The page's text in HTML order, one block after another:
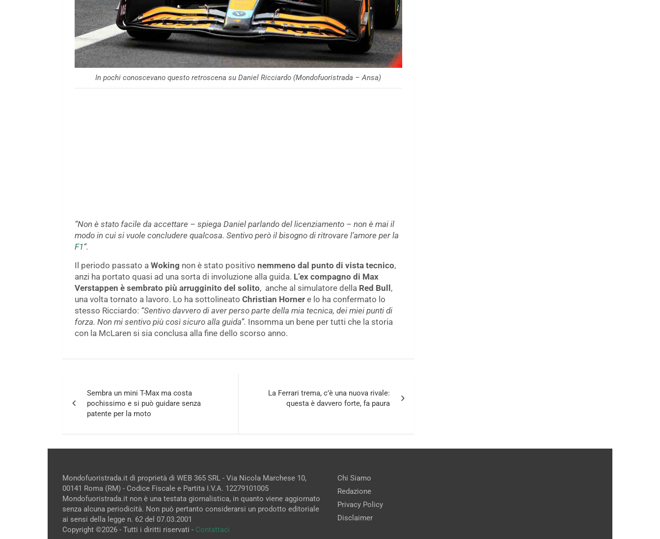
In pochi conoscevano questo retroscena su Daniel Ricciardo (Mondofuoristrada – Ansa)
“Non è stato facile da accettare – spiega Daniel parlando del licenziamento – non è mai il
modo in cui si vuole concludere qualcosa. Sentivo però il bisogno di ritrovare l’amore per la
F1“.
Il periodo passato a Woking non è stato positivo nemmeno dal punto di vista tecnico,
anzi ha portato quasi ad una sorta di involuzione alla guida. L’ex compagno di Max
Verstappen è sembrato più arrugginito del solito, anche al simulatore della Red Bull,
una volta tornato a lavoro. Lo ha sottolineato Christian Horner e lo ha confermato lo
stesso Ricciardo: “Sentivo davvero di aver perso parte della mia tecnica, dei miei punti di
forza. Non mi sentivo più così sicuro alla guida”. Insomma un bene per tutti che la storia
con la McLaren si sia conclusa alla fine dello scorso anno.
articoli
Sembra un mini T-Max ma costa
pochissimo e si può guidare senza
patente per la moto
La Ferrari trema, c’è una nuova rivale:
questa è davvero forte, fa paura
Mondofuoristrada.it di proprietà di WEB 365 SRL - Via Nicola Marchese 10,
00141 Roma (RM) - Codice Fiscale e Partita I.V.A. 12279101005
Mondofuoristrada.it non è una testata giornalistica, in quanto viene aggiornato
senza alcuna periodicità. Non può pertanto considerarsi un prodotto editoriale
ai sensi della legge n. 62 del 07.03.2001
Copyright ©2026 - Tutti i diritti riservati - Contattaci
Chi Siamo
Redazione
Privacy Policy
Disclaimer